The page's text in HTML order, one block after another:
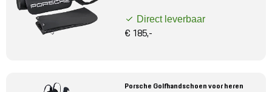
Direct leverbaar
€ 185,-
Porsche Golfhandschoen voor heren